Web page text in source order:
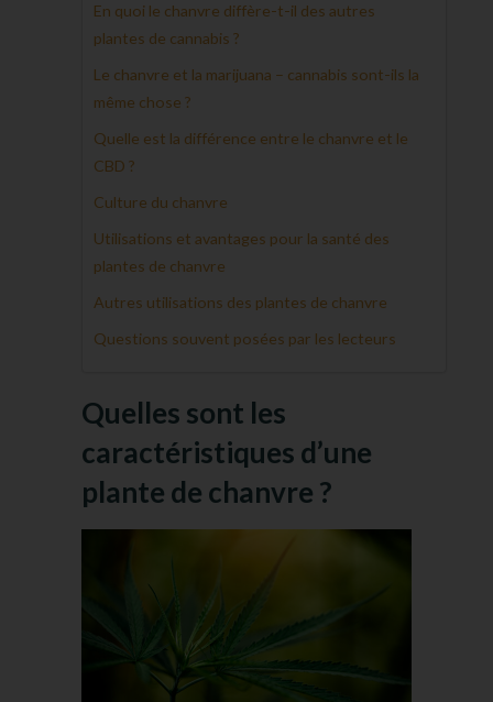
En quoi le chanvre diffère-t-il des autres
plantes de cannabis ?
Le chanvre et la marijuana – cannabis sont-ils la
même chose ?
Quelle est la différence entre le chanvre et le
CBD ?
Culture du chanvre
Utilisations et avantages pour la santé des
plantes de chanvre
Autres utilisations des plantes de chanvre
Questions souvent posées par les lecteurs
Quelles sont les
caractéristiques d’une
plante de chanvre ?